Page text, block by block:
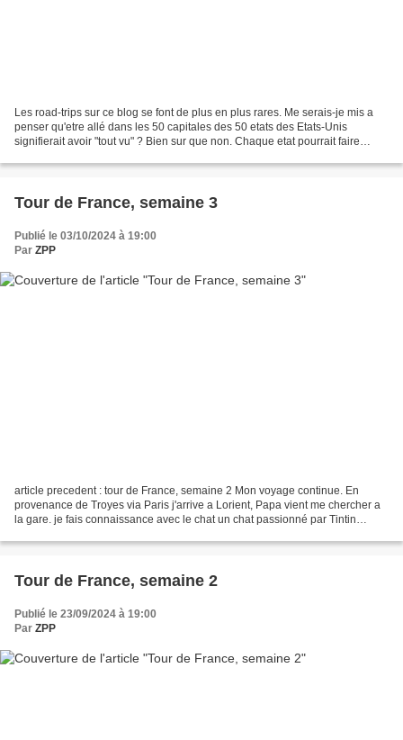
Les road-trips sur ce blog se font de plus en plus rares. Me serais-je mis a
penser qu'etre allé dans les 50 capitales des 50 etats des Etats-Unis
signifierait avoir "tout vu" ? Bien sur que non. Chaque etat pourrait faire
Tour de France, semaine 3
Publié le 03/10/2024 à 19:00
Par ZPP
article precedent : tour de France, semaine 2 Mon voyage continue. En
provenance de Troyes via Paris j'arrive a Lorient, Papa vient me chercher a
la gare. je fais connaissance avec le chat un chat passionné par Tintin
Tour de France, semaine 2
Publié le 23/09/2024 à 19:00
Par ZPP